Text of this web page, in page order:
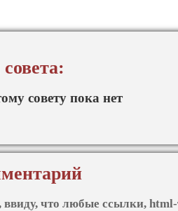
совету пока нет
что любые ссылки,